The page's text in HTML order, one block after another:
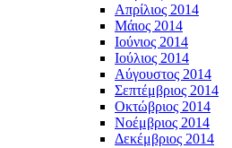
Απρίλιος 2014
Μάιος 2014
Ιούνιος 2014
Ιούλιος 2014
Αύγουστος 2014
Σεπτέμβριος 2014
Οκτώβριος 2014
Νοέμβριος 2014
Δεκέμβριος 2014